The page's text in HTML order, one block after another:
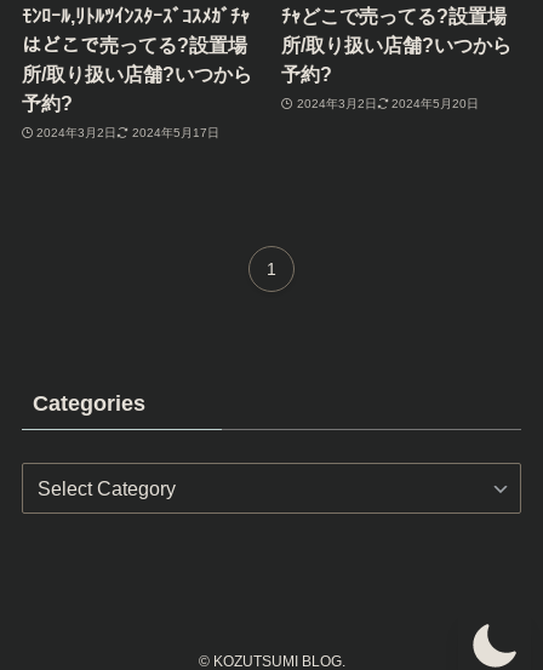
ﾓﾝﾛｰﾙ,ﾘﾄﾙﾂｲﾝｽﾀｰｽﾞｺｽﾒｶﾞﾁｬ
はどこで売ってる?設置場
所/取り扱い店舗?いつから
予約?
2024年3月2日 2024年5月17日
ﾁｬどこで売ってる?設置場
所/取り扱い店舗?いつから
予約?
2024年3月2日 2024年5月20日
1
Categories
Categories
©KOZUTSUMI BLOG.